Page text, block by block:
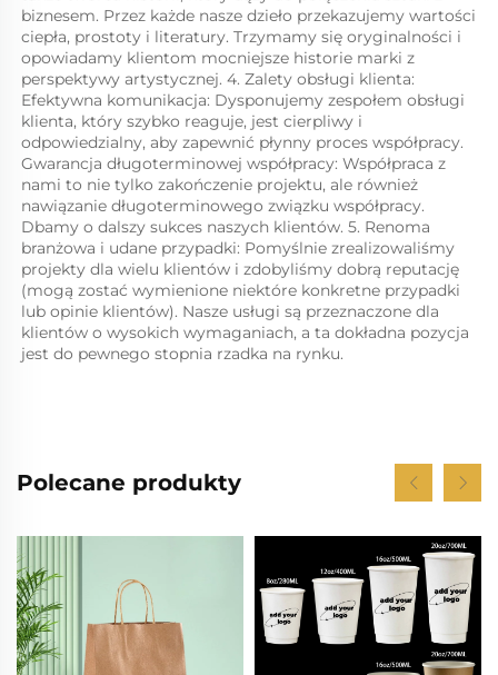
biznesem. Przez każde nasze dzieło przekazujemy wartości
ciepła, prostoty i literatury. Trzymamy się oryginalności i
opowiadamy klientom mocniejsze historie marki z
perspektywy artystycznej. 4. Zalety obsługi klienta:
Efektywna komunikacja: Dysponujemy zespołem obsługi
klienta, który szybko reaguje, jest cierpliwy i
odpowiedzialny, aby zapewnić płynny proces współpracy.
Gwarancja długoterminowej współpracy: Współpraca z
nami to nie tylko zakończenie projektu, ale również
nawiązanie długoterminowego związku współpracy.
Dbamy o dalszy sukces naszych klientów. 5. Renoma
branżowa i udane przypadki: Pomyślnie zrealizowaliśmy
projekty dla wielu klientów i zdobyliśmy dobrą reputację
(mogą zostać wymienione niektóre konkretne przypadki
lub opinie klientów). Nasze usługi są przeznaczone dla
klientów o wysokich wymaganiach, a ta dokładna pozycja
jest do pewnego stopnia rzadka na rynku.
Polecane produkty